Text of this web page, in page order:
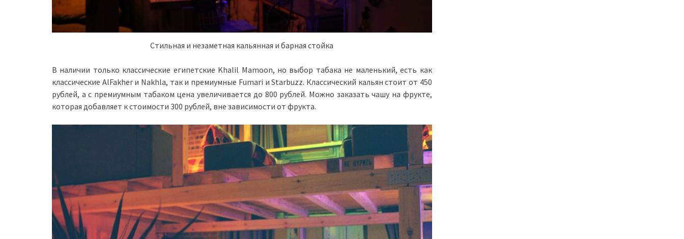
Стильная и незаметная кальянная и барная стойка
В наличии только классические египетские Khalil Mamoon, но выбор табака не маленький, есть как
классические AlFakher и Nakhla, так и премиумные Fumari и Starbuzz. Классический кальян стоит от 450
рублей, а с премиумным табаком цена увеличивается до 800 рублей. Можно заказать чашу на фрукте,
которая добавляет к стоимости 300 рублей, вне зависимости от фрукта.